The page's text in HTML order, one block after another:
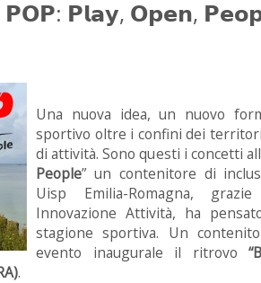
𝗣𝗢𝗣: 𝗣𝗹𝗮𝘆, 𝗢𝗽𝗲𝗻,
Una nuova idea, un nuovo
sportivo oltre i confini dei
di attività. Sono questi i concetti
People” un contenitore di
Uisp Emilia-Romagna,
Innovazione Attività, ha
stagione sportiva. Un
evento inaugurale il ritrovo
.